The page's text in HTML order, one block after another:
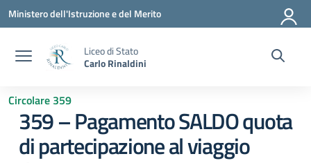
Vai ai contenuti
Vai al menu di navigazione
Vai al footer
Ministero dell'Istruzione e del Merito
Liceo di Stato
Carlo Rinaldini
Circolare 359
359 – Pagamento SALDO quota
di partecipazione al viaggio